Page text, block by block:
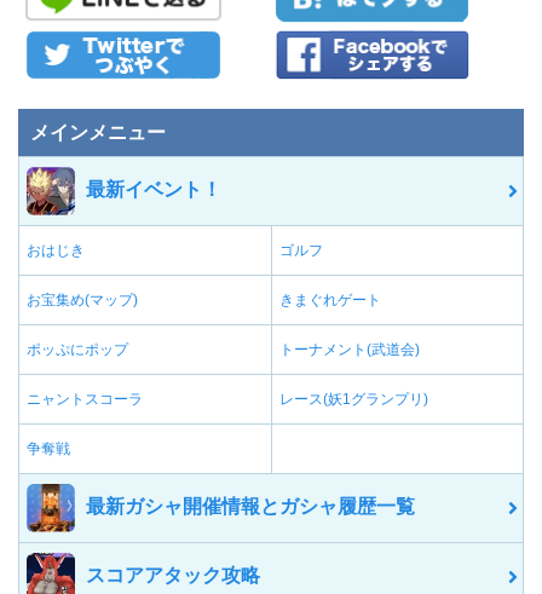
メインメニュー
最新イベント！
おはじき ゴルフ
お宝集め(マップ) きまぐれゲート
ポッぷにポップ トーナメント(武道会)
ニャントスコーラ レース(妖1グランプリ)
争奪戦
最新ガシャ開催情報とガシャ履歴一覧
スコアアタック攻略